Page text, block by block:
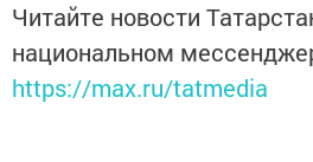
Читайте новости
национальном
https://max.ru/tatmedia